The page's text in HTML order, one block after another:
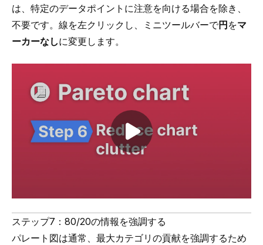
は、特定のデータポイントに注意を向ける場合を除き、
不要です。線を左クリックし、ミニツールバーで円をマ
ーカーなしに変更します。
Play video
ステップ7：80/20の情報を強調する
パレート図は通常、最大カテゴリの貢献を強調するため